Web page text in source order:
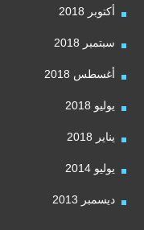
أكتوبر 2018
سبتمبر 2018
أغسطس 2018
يوليو 2018
يناير 2018
يوليو 2014
ديسمبر 2013